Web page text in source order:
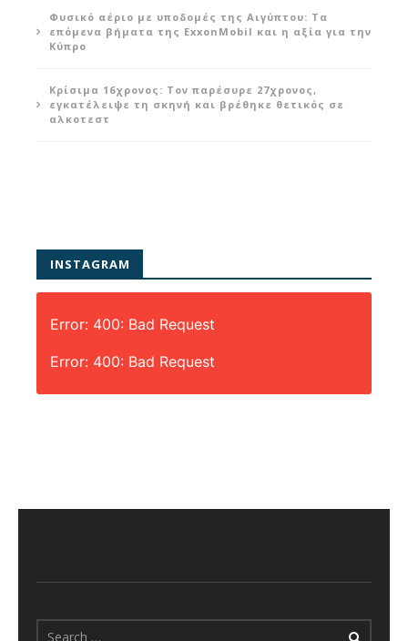
Φυσικό αέριο με υποδομές της Αιγύπτου: Τα
επόμενα βήματα της ExxonMobil και η αξία για την
Κύπρο
Κρίσιμα 16χρονος: Τον παρέσυρε 27χρονος,
εγκατέλειψε τη σκηνή και βρέθηκε θετικός σε
αλκοτεστ
INSTAGRAM
Error: 400: Bad Request
Error: 400: Bad Request